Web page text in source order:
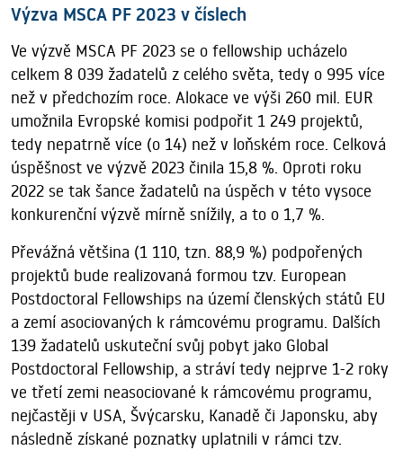
Výzva MSCA PF 2023 v číslech
Ve výzvě MSCA PF 2023 se o fellowship ucházelo
celkem 8 039 žadatelů z celého světa, tedy o 995 více
než v předchozím roce. Alokace ve výši 260 mil. EUR
umožnila Evropské komisi podpořit 1 249 projektů,
tedy nepatrně více (o 14) než v loňském roce. Celková
úspěšnost ve výzvě 2023 činila 15,8 %. Oproti roku
2022 se tak šance žadatelů na úspěch v této vysoce
konkurenční výzvě mírně snížily, a to o 1,7 %.
Převážná většina (1 110, tzn. 88,9 %) podpořených
projektů bude realizovaná formou tzv. European
Postdoctoral Fellowships na území členských států EU
a zemí asociovaných k rámcovému programu. Dalších
139 žadatelů uskuteční svůj pobyt jako Global
Postdoctoral Fellowship, a stráví tedy nejprve 1-2 roky
ve třetí zemi neasociované k rámcovému programu,
nejčastěji v USA, Švýcarsku, Kanadě či Japonsku, aby
následně získané poznatky uplatnili v rámci tzv.